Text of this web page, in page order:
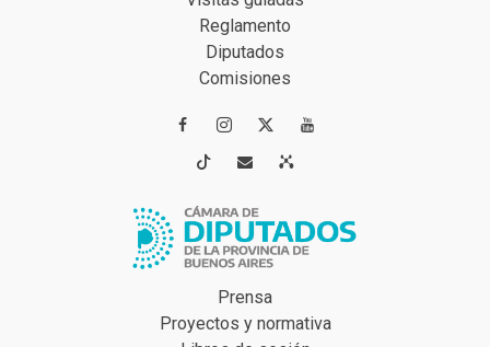
Reglamento
Diputados
Comisiones
 
 
Prensa
Proyectos y normativa